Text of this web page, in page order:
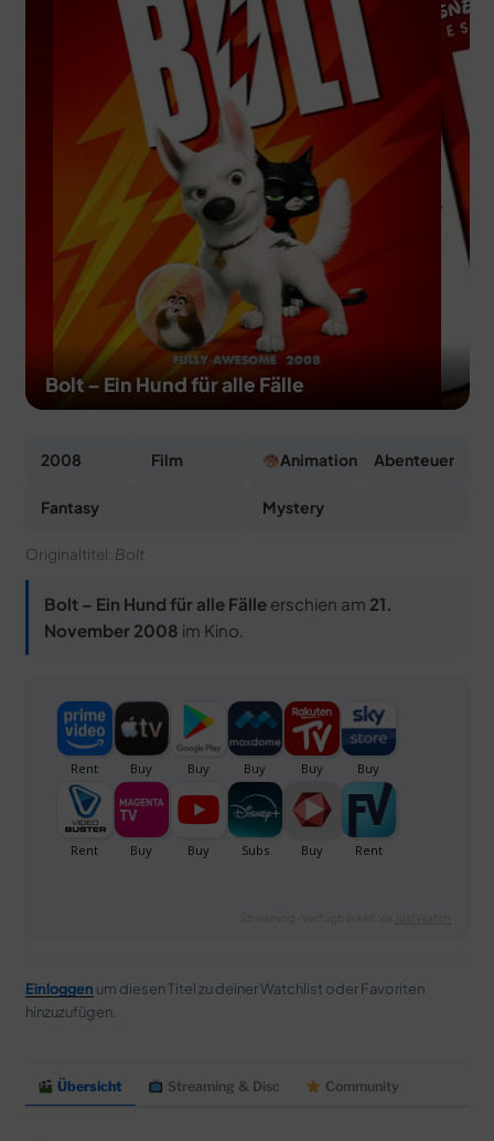
MEIN HQ
50
Bolt – Ein Hund für alle Fälle
2008 Film Animation Abenteuer
Fantasy Mystery
Originaltitel: Bolt
Bolt – Ein Hund für alle Fälleerschien am 21.
November 2008 im Kino.
Einloggen um diesen Titel zu deiner Watchlist oder Favoriten
hinzuzufügen.
Übersicht Streaming & Disc Community